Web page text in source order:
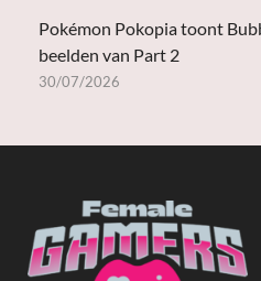
Pokémon Pokopia toont
beelden van Part 2
30/07/2026